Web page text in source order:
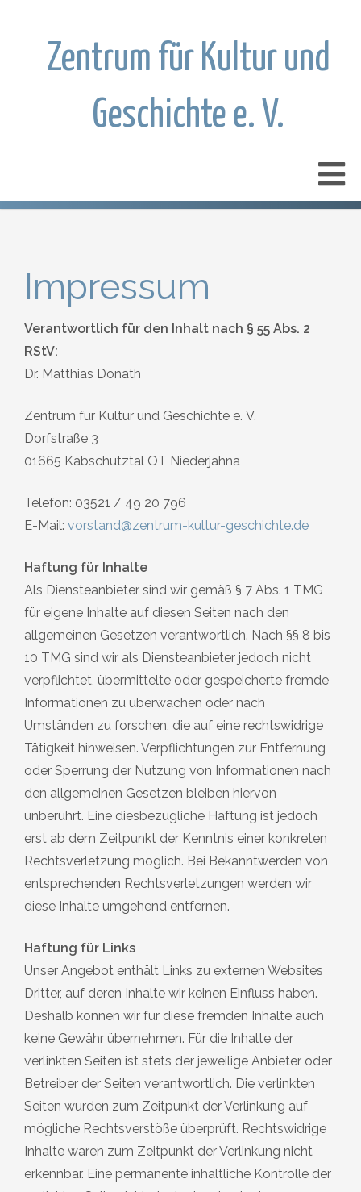
Zentrum für Kultur und
Geschichte e. V.
Impressum
Verantwortlich für den Inhalt nach § 55 Abs. 2
RStV:
Dr. Matthias Donath
Zentrum für Kultur und Geschichte e. V.
Dorfstraße 3
01665 Käbschütztal OT Niederjahna
Telefon: 03521 / 49 20 796
E-Mail: vorstand@zentrum-kultur-geschichte.de
Haftung für Inhalte
Als Diensteanbieter sind wir gemäß § 7 Abs. 1 TMG
für eigene Inhalte auf diesen Seiten nach den
allgemeinen Gesetzen verantwortlich. Nach §§ 8 bis
10 TMG sind wir als Diensteanbieter jedoch nicht
verpflichtet, übermittelte oder gespeicherte fremde
Informationen zu überwachen oder nach
Umständen zu forschen, die auf eine rechtswidrige
Tätigkeit hinweisen. Verpflichtungen zur Entfernung
oder Sperrung der Nutzung von Informationen nach
den allgemeinen Gesetzen bleiben hiervon
unberührt. Eine diesbezügliche Haftung ist jedoch
erst ab dem Zeitpunkt der Kenntnis einer konkreten
Rechtsverletzung möglich. Bei Bekanntwerden von
entsprechenden Rechtsverletzungen werden wir
diese Inhalte umgehend entfernen.
Haftung für Links
Unser Angebot enthält Links zu externen Websites
Dritter, auf deren Inhalte wir keinen Einfluss haben.
Deshalb können wir für diese fremden Inhalte auch
keine Gewähr übernehmen. Für die Inhalte der
verlinkten Seiten ist stets der jeweilige Anbieter oder
Betreiber der Seiten verantwortlich. Die verlinkten
Seiten wurden zum Zeitpunkt der Verlinkung auf
mögliche Rechtsverstöße überprüft. Rechtswidrige
Inhalte waren zum Zeitpunkt der Verlinkung nicht
erkennbar. Eine permanente inhaltliche Kontrolle der